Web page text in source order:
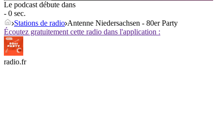
Le podcast débute dans
- 0 sec.
Stations de radio Antenne Niedersachsen - 80er Party
Écoutez gratuitement cette radio dans l'application :
radio.fr